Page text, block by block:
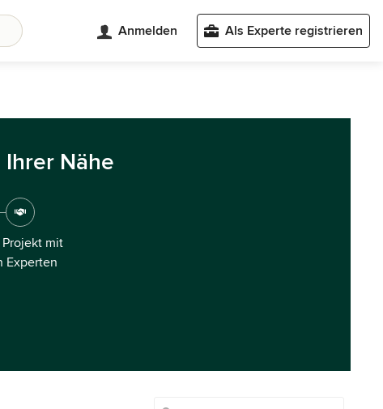
Anmelden Als Experte registrieren
Nähe
mit
Experten